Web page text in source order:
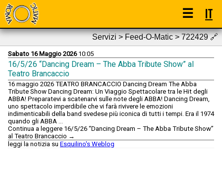
☰ IT
Servizi > Feed-O-Matic > 722429🔗
Sabato 16 Maggio 202610:05
16/5/26 “Dancing Dream – The Abba Tribute Show” al
Teatro Brancaccio
16 maggio 2026 TEATRO BRANCACCIO Dancing Dream The Abba
Tribute Show Dancing Dream: Un Viaggio Spettacolare tra le Hit degli
ABBA! Preparatevi a scatenarvi sulle note degli ABBA! Dancing Dream,
uno spettacolo imperdibile che vi farà rivivere le emozioni
indimenticabili della band svedese più iconica di tutti i tempi. Era il 1974
quando gli ABBA …
Continua a leggere 16/5/26 “Dancing Dream – The Abba Tribute Show”
al Teatro Brancaccio →
leggi la notizia su Esquilino's Weblog